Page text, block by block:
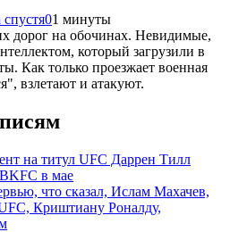
спустя01 минуты
дорог на обочинах. Невидимые,
который загрузили в
Как только проезжает военная
взлетают и атакуют.
на титул UFC Даррен Тилл
в мае
что сказал, Ислам Махачев,
Криштиану Роналду,